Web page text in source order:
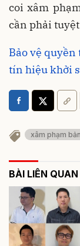
coi xâm
cần phải
Bảo vệ
tín hiệu khởi
xâm phạm
BÀI LIÊN QUAN